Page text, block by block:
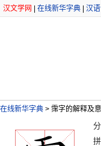
汉文学网 在线新华字典 汉
在线新华字典 > 霈字的解释及
分
拼